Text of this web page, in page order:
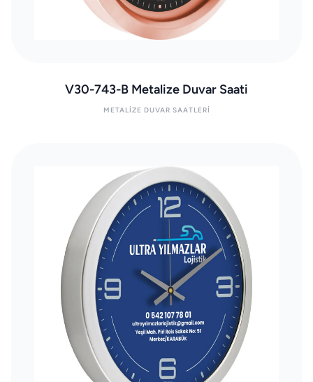
V30-743-B Metalize Duvar Saati
METALIZE DUVAR SAATLERI